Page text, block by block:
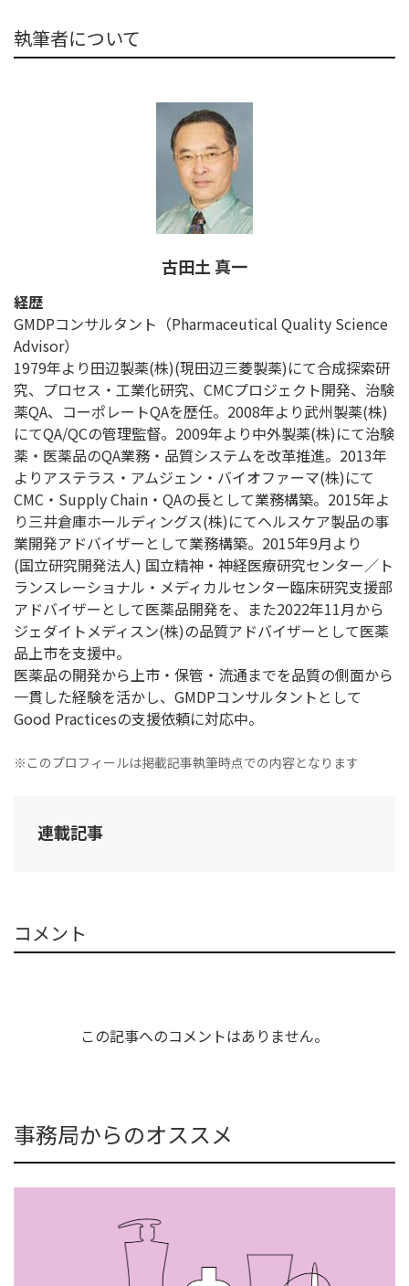
執筆者について
古田土 真一
経歴
GMDPコンサルタント（Pharmaceutical Quality Science
Advisor）
1979年より田辺製薬(株)(現田辺三菱製薬)にて合成探索研
究、プロセス・工業化研究、CMCプロジェクト開発、治験
薬QA、コーポレートQAを歴任。2008年より武州製薬(株)
にてQA/QCの管理監督。2009年より中外製薬(株)にて治験
薬・医薬品のQA業務・品質システムを改革推進。2013年
よりアステラス・アムジェン・バイオファーマ(株)にて
CMC・Supply Chain・QAの長として業務構築。2015年よ
り三井倉庫ホールディングス(株)にてヘルスケア製品の事
業開発アドバイザーとして業務構築。2015年9月より
(国立研究開発法人) 国立精神・神経医療研究センター／ト
ランスレーショナル・メディカルセンター臨床研究支援部
アドバイザーとして医薬品開発を、また2022年11月から
ジェダイトメディスン(株)の品質アドバイザーとして医薬
品上市を支援中。
医薬品の開発から上市・保管・流通までを品質の側面から
一貫した経験を活かし、GMDPコンサルタントとして
Good Practicesの支援依頼に対応中。
※このプロフィールは掲載記事執筆時点での内容となります
連載記事
コメント
この記事へのコメントはありません。
事務局からのオススメ